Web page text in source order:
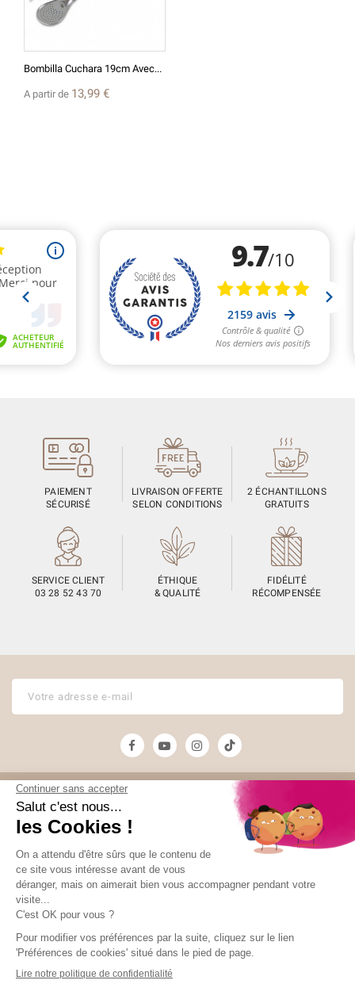
(2 avis)
Bombilla Cuchara 19cm Avec...
A partir de 13,99 €
PAIEMENT
SÉCURISÉ
LIVRAISON OFFERTE
SELON CONDITIONS
2 ÉCHANTILLONS
GRATUITS
SERVICE CLIENT
03 28 52 43 70
ÉTHIQUE
& QUALITÉ
FIDÉLITÉ
RÉCOMPENSÉE
Unami
Thé
Nos boutiques
Commander
Livraison
Paiement sécurisé
Marchand approuvé par la Société des Avis Garantis,